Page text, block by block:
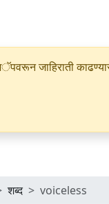
जाहिराती
शब्द voiceless